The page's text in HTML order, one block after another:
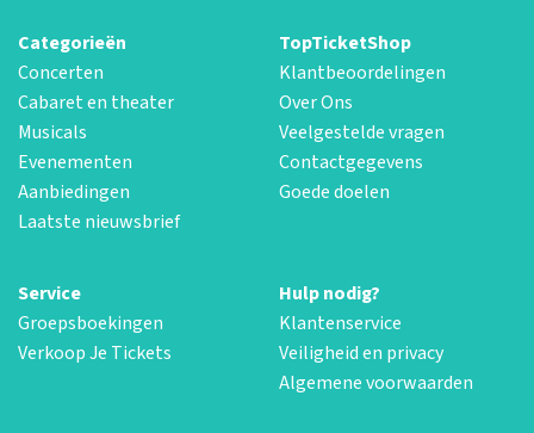
Categorieën
Concerten
Cabaret en theater
Musicals
Evenementen
Aanbiedingen
Laatste nieuwsbrief
TopTicketShop
Klantbeoordelingen
Over Ons
Veelgestelde vragen
Contactgegevens
Goede doelen
Service
Groepsboekingen
Verkoop Je Tickets
Hulp nodig?
Klantenservice
Veiligheid en privacy
Algemene voorwaarden